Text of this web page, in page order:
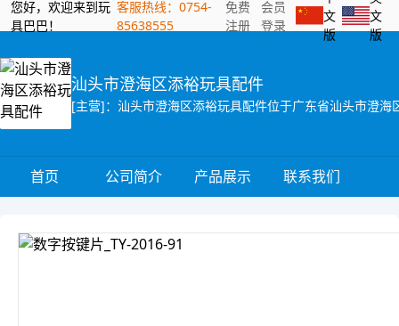
您好，欢迎来到玩
具巴巴！
客服热线：0754-
85638555
免费
注册
会员
登录
文
版
文
版
汕头市澄海区添裕玩具配件
首页 公司简介 产品展示 联系我们